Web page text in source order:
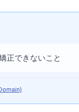
号説明
正できないこと